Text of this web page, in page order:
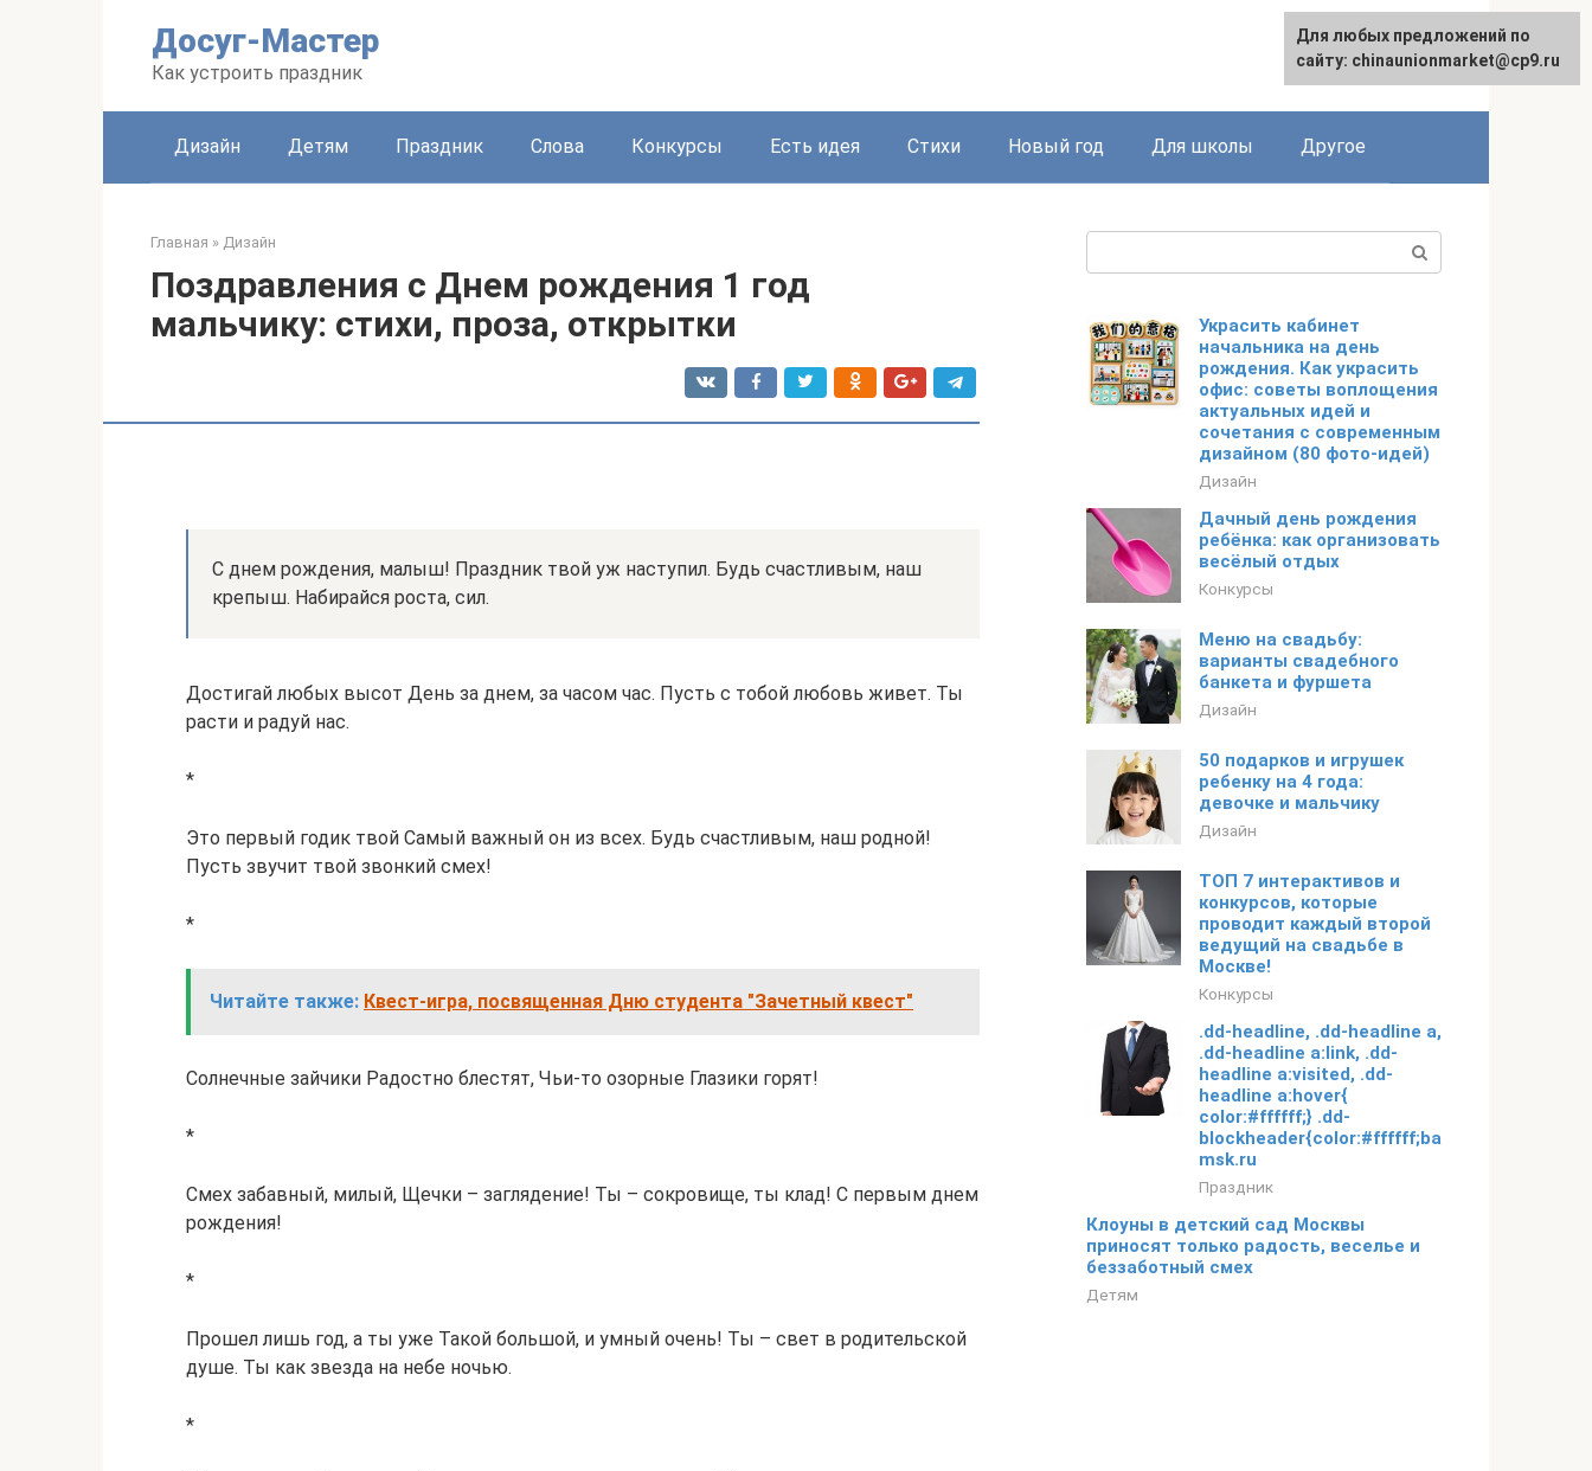
Досуг-Мастер
Как устроить праздник
English
Дизайн Детям Праздник Слова Конкурсы Есть идея Стихи Новый год Для школы Другое
Главная » Дизайн
Поздравления с Днем рождения 1 год
мальчику: стихи, проза, открытки
С днем рождения, малыш! Праздник твой уж наступил. Будь счастливым, наш
крепыш. Набирайся роста, сил.
Достигай любых высот День за днем, за часом час. Пусть с тобой любовь живет. Ты
расти и радуй нас.
*
Это первый годик твой Самый важный он из всех. Будь счастливым, наш родной!
Пусть звучит твой звонкий смех!
*
Читайте также: Квест-игра, посвященная Дню студента "Зачетный квест"
Солнечные зайчики Радостно блестят, Чьи-то озорные Глазики горят!
*
Смех забавный, милый, Щечки – заглядение! Ты – сокровище, ты клад! С первым днем
рождения!
*
Прошел лишь год, а ты уже Такой большой, и умный очень! Ты – свет в родительской
душе. Ты как звезда на небе ночью.
*
Украсить кабинет
начальника на день
рождения. Как украсить
офис: советы воплощения
актуальных идей и
сочетания с современным
дизайном (80 фото-идей)
Дизайн
Дачный день рождения
ребёнка: как организовать
весёлый отдых
Конкурсы
Меню на свадьбу:
варианты свадебного
банкета и фуршета
Дизайн
50 подарков и игрушек
ребенку на 4 года:
девочке и мальчику
Дизайн
ТОП 7 интерактивов и
конкурсов, которые
проводит каждый второй
ведущий на свадьбе в
Москве!
Конкурсы
.dd-headline, .dd-headline a,
.dd-headline a:link, .dd-
headline a:visited, .dd-
headline a:hover{
color:#ffffff;} .dd-
msk.ru
Праздник
Клоуны в детский сад Москвы
приносят только радость, веселье и
беззаботный смех
Детям
Для любых предложений по
сайту: chinaunionmarket@cp9.ru
Для любых предложений по
сайту: chinaunionmarket@cp9.ru